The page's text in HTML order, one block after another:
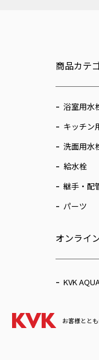
商品カテ
浴室用水
キッチン
洗面用水
給水栓
継手・配
パーツ
オンライ
KVK
お客様とと